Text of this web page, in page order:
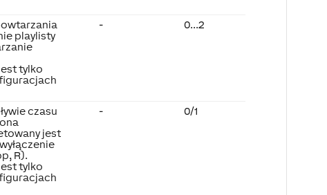
playlisty
tylko
- 0...2
czasu
jest
R).
tylko
- 0/1